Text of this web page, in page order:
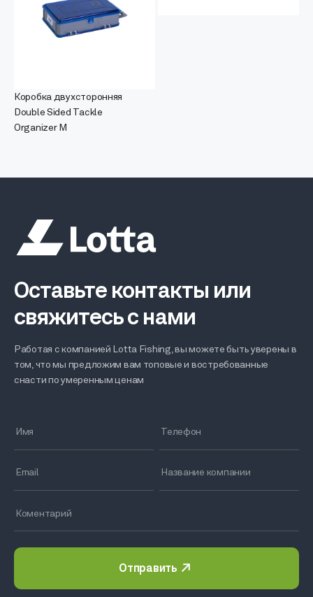
Коробка двухсторонняя
Double Sided Tackle
Organizer M
Оставьте контакты или
свяжитесь с нами
Работая с компанией Lotta Fishing, вы можете быть уверены в
том, что мы предложим вам топовые и востребованные
снасти по умеренным ценам
Отправить